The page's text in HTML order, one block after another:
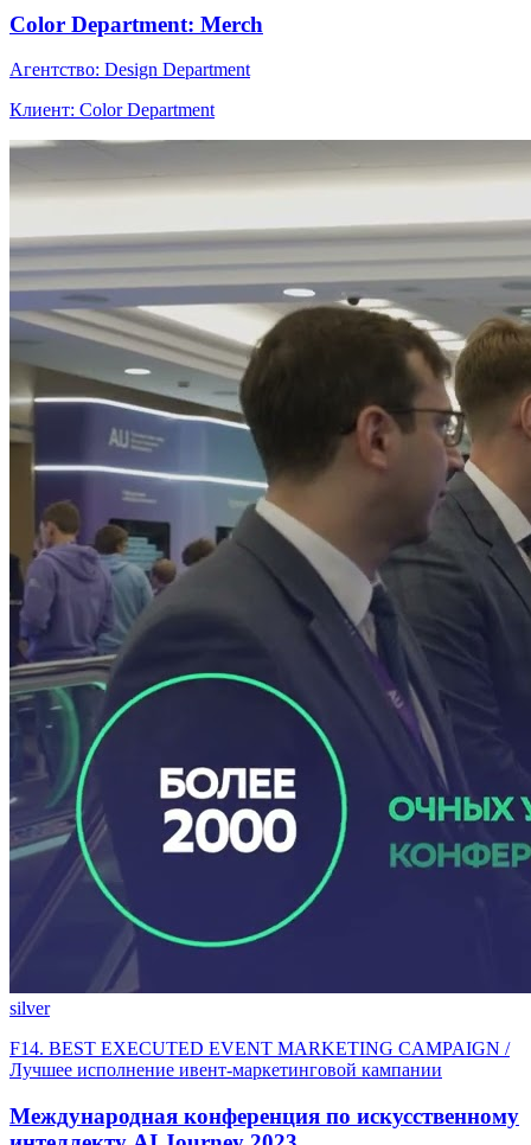
Color Department: Merch
Агентство: Design Department
Клиент: Color Department
silver
F14. BEST EXECUTED EVENT MARKETING CAMPAIGN /
Лучшее исполнение ивент-маркетинговой кампании
Международная конференция по искусственному